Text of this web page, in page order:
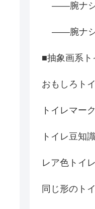
――腕ナシ
――腕ナシ
■抽象画系ト
おもしろト
トイレマー
トイレ豆知
レア色トイ
同じ形のト